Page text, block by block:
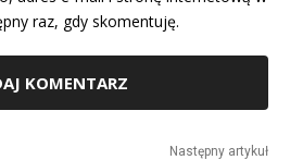
raz, gdy skomentuję.
Następny artykuł